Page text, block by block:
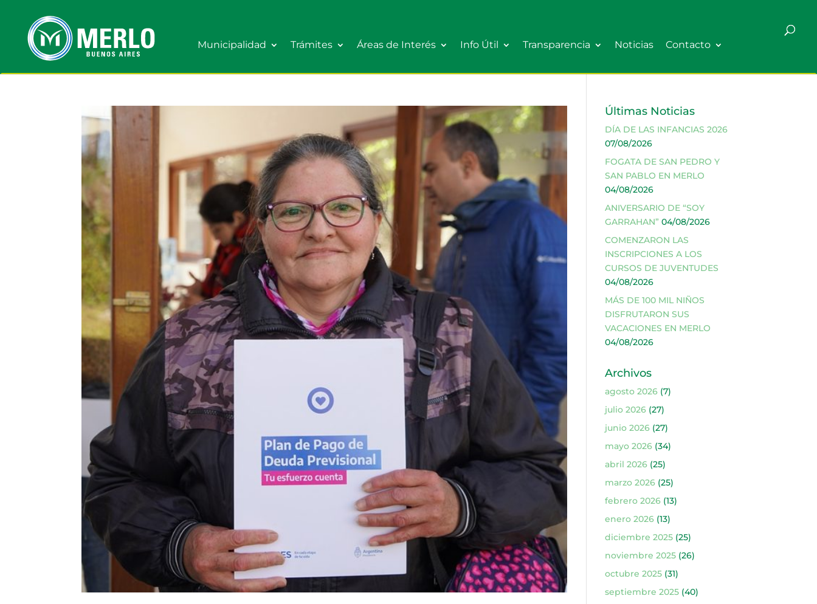
Municipalidad Trámites Áreas de Interés Info Útil Transparencia Noticias Contacto
Últimas Noticias
DÍA DE LAS INFANCIAS 2026
07/08/2026
FOGATA DE SAN PEDRO Y
SAN PABLO EN MERLO
04/08/2026
ANIVERSARIO DE “SOY
GARRAHAN” 04/08/2026
COMENZARON LAS
INSCRIPCIONES A LOS
CURSOS DE JUVENTUDES
04/08/2026
MÁS DE 100 MIL NIÑOS
DISFRUTARON SUS
VACACIONES EN MERLO
04/08/2026
Archivos
agosto 2026(7)
julio 2026(27)
junio 2026(27)
mayo 2026(34)
abril 2026(25)
marzo 2026(25)
febrero 2026(13)
enero 2026(13)
diciembre 2025(25)
noviembre 2025(26)
octubre 2025(31)
septiembre 2025(40)